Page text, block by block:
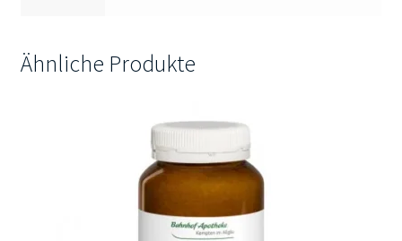
Ähnliche Produkte